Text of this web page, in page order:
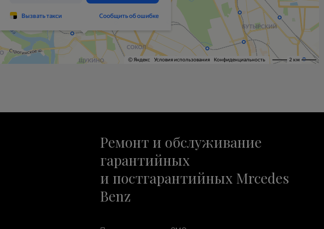
Ремонт и обслуживание
гарантийных
и постгарантийных Mrcedes
Benz